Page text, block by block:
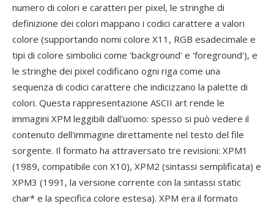
numero di colori e caratteri per pixel, le stringhe di
definizione dei colori mappano i codici carattere a valori
colore (supportando nomi colore X11, RGB esadecimale e
tipi di colore simbolici come 'background' e 'foreground'), e
le stringhe dei pixel codificano ogni riga come una
sequenza di codici carattere che indicizzano la palette di
colori. Questa rappresentazione ASCII art rende le
immagini XPM leggibili dall'uomo: spesso si può vedere il
contenuto dell'immagine direttamente nel testo del file
sorgente. Il formato ha attraversato tre revisioni: XPM1
(1989, compatibile con X10), XPM2 (sintassi semplificata) e
XPM3 (1991, la versione corrente con la sintassi static
char* e la specifica colore estesa). XPM era il formato